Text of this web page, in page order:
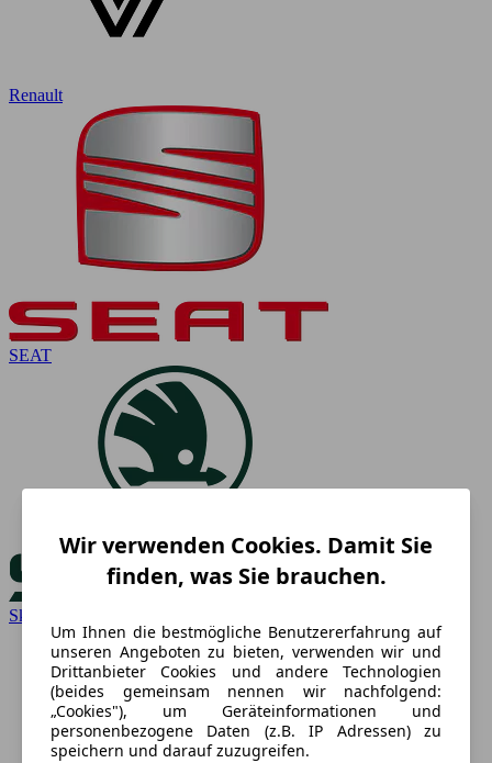
Renault
SEAT
Skoda
Wir verwenden Cookies. Damit Sie
finden, was Sie brauchen.
Um Ihnen die bestmögliche Benutzererfahrung auf
unseren Angeboten zu bieten, verwenden wir und
Drittanbieter Cookies und andere Technologien
(beides gemeinsam nennen wir nachfolgend:
„Cookies"), um Geräteinformationen und
personenbezogene Daten (z.B. IP Adressen) zu
speichern und darauf zuzugreifen.